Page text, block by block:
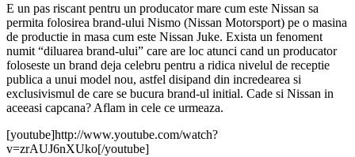
E un pas riscant pentru un producator mare cum este Nissan sa
permita folosirea brand-ului Nismo (Nissan Motorsport) pe o masina
de productie in masa cum este Nissan Juke. Exista un fenoment
numit “diluarea brand-ului” care are loc atunci cand un producator
foloseste un brand deja celebru pentru a ridica nivelul de receptie
publica a unui model nou, astfel disipand din incredearea si
exclusivismul de care se bucura brand-ul initial. Cade si Nissan in
aceeasi capcana? Aflam in cele ce urmeaza.
[youtube]http://www.youtube.com/watch?
v=zrAUJ6nXUko[/youtube]